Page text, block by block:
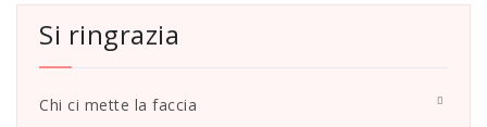
Si ringrazia
Chi ci mette la faccia